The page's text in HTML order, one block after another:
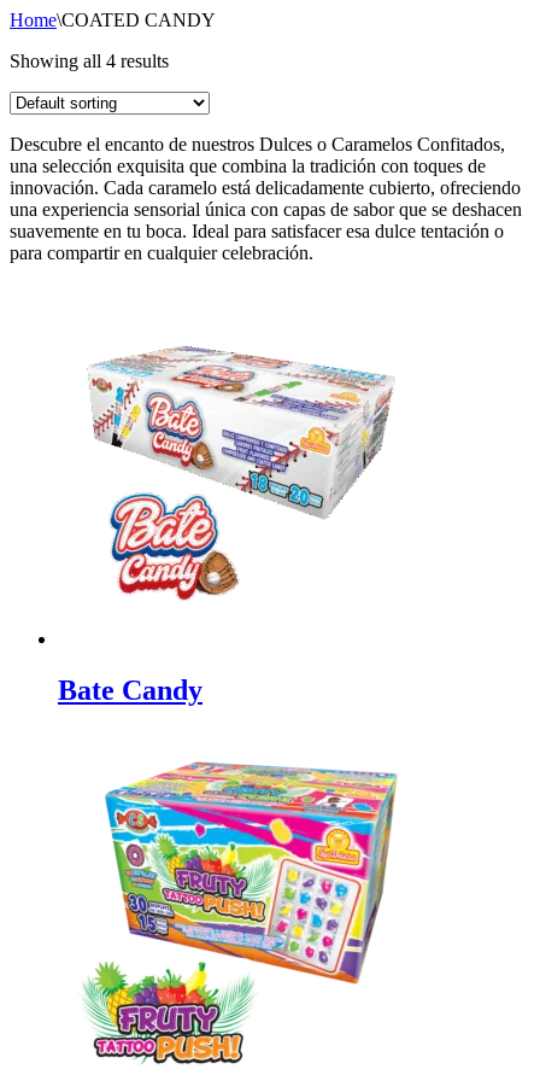
Home\COATED CANDY
Showing all 4 results
Descubre el encanto de nuestros Dulces o Caramelos Confitados,
una selección exquisita que combina la tradición con toques de
innovación. Cada caramelo está delicadamente cubierto, ofreciendo
una experiencia sensorial única con capas de sabor que se deshacen
suavemente en tu boca. Ideal para satisfacer esa dulce tentación o
para compartir en cualquier celebración.
Bate Candy